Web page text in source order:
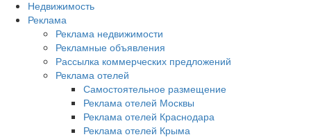
Недвижимость
Реклама
Реклама недвижимости
Рекламные объявления
Рассылка коммерческих предложений
Реклама отелей
Самостоятельное размещение
Реклама отелей Москвы
Реклама отелей Краснодара
Реклама отелей Крыма